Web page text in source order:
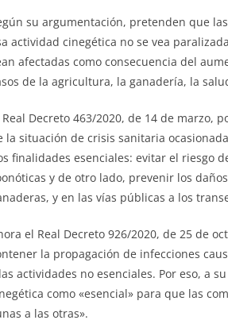
su argumentación, pretenden que
actividad cinegética no se vea
afectadas como consecuencia del
de la agricultura, la ganadería, la
Real Decreto 463/2020, de 14 de marzo,
la situación de crisis sanitaria
finalidades esenciales: evitar el riesgo
y de otro lado, prevenir los
y en las vías públicas a los
el Real Decreto 926/2020, de 25 de
la propagación de infecciones
actividades no esenciales. Por eso, a
como «esencial» para que las
a las otras».